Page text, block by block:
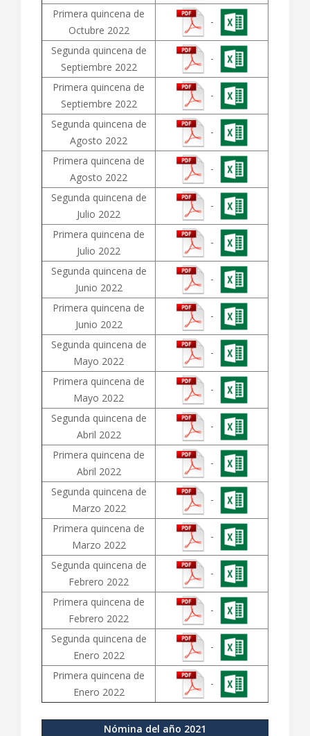
Primera quincena de
Octubre 2022
-
Segunda quincena de
Septiembre 2022
-
Primera quincena de
Septiembre 2022
-
Segunda quincena de
Agosto 2022
-
Primera quincena de
Agosto 2022
-
Segunda quincena de
Julio 2022
-
Primera quincena de
Julio 2022
-
Segunda quincena de
Junio 2022
-
Primera quincena de
Junio 2022
-
Segunda quincena de
Mayo 2022
-
Primera quincena de
Mayo 2022
-
Segunda quincena de
Abril 2022
-
Primera quincena de
Abril 2022
-
Segunda quincena de
Marzo 2022
-
Primera quincena de
Marzo 2022
-
Segunda quincena de
Febrero 2022
-
Primera quincena de
Febrero 2022
-
Segunda quincena de
Enero 2022
-
Primera quincena de
Enero 2022
-
Nómina del año 2021